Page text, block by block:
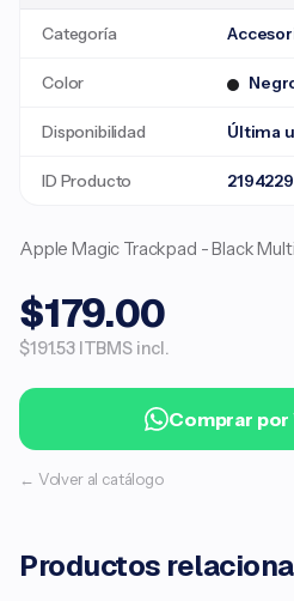
Categoría
Color
Disponibilidad Última
ID Producto
Apple Magic Trackpad - Black
$179.00
$191.53 ITBMS incl.
Comprar por
← Volver al catálogo
Productos